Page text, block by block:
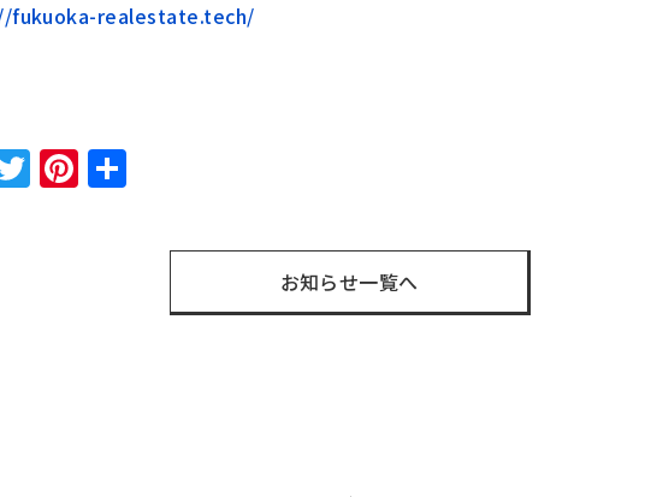
fukuoka-realestate.tech/
TwitterPinterest
お知らせ一覧へ